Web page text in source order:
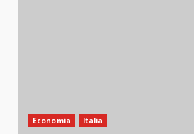
Economia Italia